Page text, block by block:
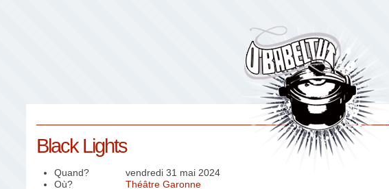
Black Lights
Quand?
vendredi 31 mai 2024
Où?
Théâtre Garonne